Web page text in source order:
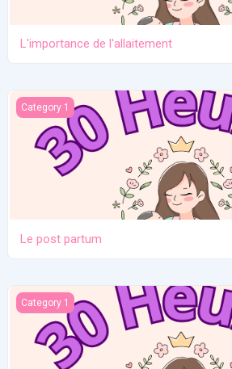
L'importance de l'allaitement
Le post partum
Category 1
Le post partum
La naissance
Category 1